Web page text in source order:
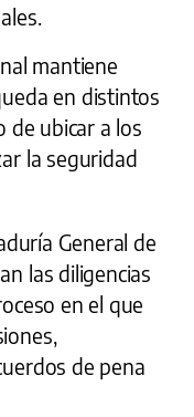
mantiene
en distintos
de ubicar a los
la seguridad
General de
las diligencias
en el que
de pena